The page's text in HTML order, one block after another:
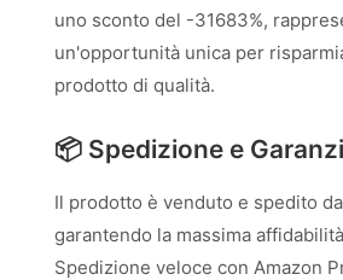
uno sconto del -31683%,
un'opportunità unica per
prodotto di qualità.
📦 Spedizione e
Il prodotto è venduto e spedito
garantendo la massima
Spedizione veloce con Amazon